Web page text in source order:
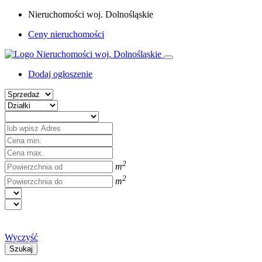
Nieruchomości woj. Dolnośląskie
Ceny nieruchomości
Dodaj ogłoszenie
m2
m2
Wyczyść
Szukaj